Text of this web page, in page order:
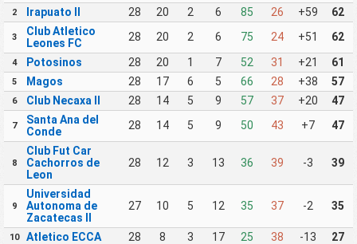
2 Irapuato II 28 20 2 6 85 26 +59 62
3
Club Atletico
Leones FC
28 20 2 6 75 24 +51 62
4 Potosinos 28 20 1 7 52 31 +21 61
5 Magos 28 17 6 5 66 28 +38 57
6 Club Necaxa II 28 14 5 9 57 37 +20 47
7
Santa Ana del
Conde
28 14 5 9 50 43 +7 47
8
Club Fut Car
Cachorros de
Leon
28 12 3 13 36 39 -3 39
9
Universidad
Autonoma de
Zacatecas II
27 10 5 12 35 37 -2 35
10 Atletico ECCA 28 8 3 17 25 38 -13 27